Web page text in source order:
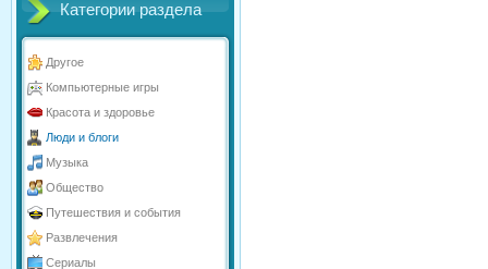
Категории раздела
Другое
Компьютерные игры
Красота и здоровье
Люди и блоги
Музыка
Общество
Путешествия и события
Развлечения
Сериалы